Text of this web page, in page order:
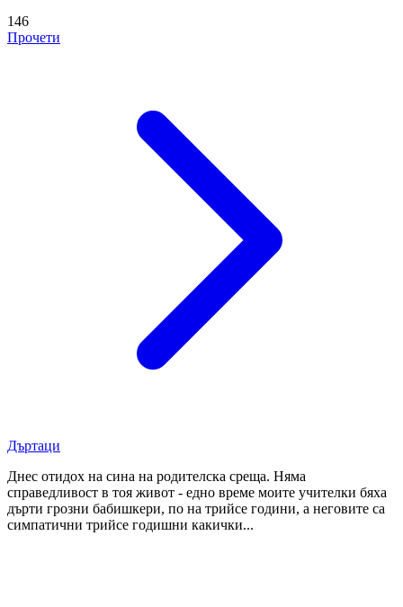
146
Прочети
Дъртаци
Днес отидох на сина на родителска среща. Няма
справедливост в тоя живот - едно време моите учителки бяха
дърти грозни бабишкери, по на трийсе години, а неговите са
симпатични трийсе годишни какички...